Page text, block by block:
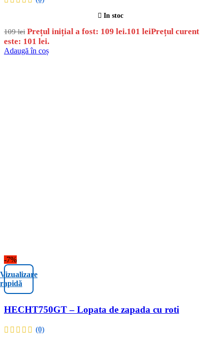
In stoc
109lei Prețul inițial a fost: 109 lei.101 leiPrețul curent
este: 101 lei.
Adaugă în coș
-7%
Vizualizare
rapidă
HECHT750GT – Lopata de zapada cu roti
(0)